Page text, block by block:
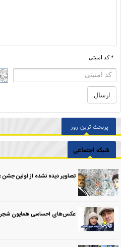
* کد امنیتی
پربحث ترین روز
شبکه اجتماعی
تصاویر دیده نشده از اولین
عکس‌های احساسی همایون